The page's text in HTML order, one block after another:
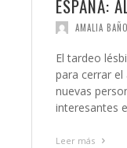
ESPAÑA:
AMALIA
El tardeo
para cerrar
nuevas
interesantes
Leer más